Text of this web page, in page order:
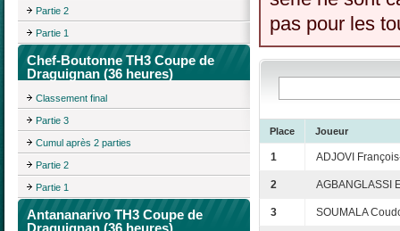
Partie 2
Partie 1
Chef-Boutonne TH3 Coupe de
Draguignan (36 heures)
Classement final
Partie 3
Cumul après 2 parties
Partie 2
Partie 1
Antananarivo TH3 Coupe de
pas pour les
Place Joueur
1 ADJOVI
2 AGBANGLASSI
3 SOUMALA